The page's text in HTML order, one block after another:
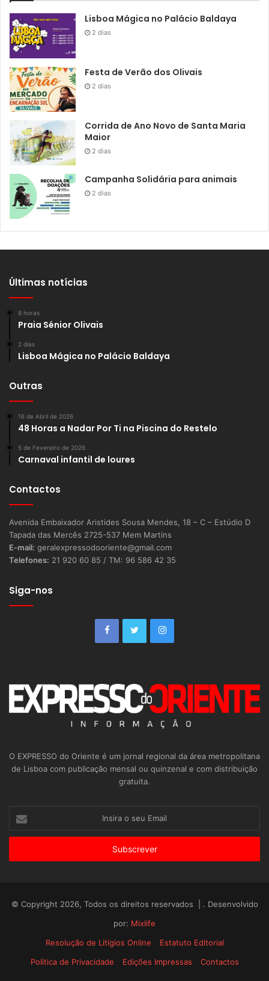
Lisboa Mágica no Palácio Baldaya
2 dias
Festa de Verão dos Olivais
2 dias
Corrida de Ano Novo de Santa Maria
Maior
2 dias
Campanha Solidária para animais
2 dias
Últimas notícias
8 horas
Praia Sénior Olivais
2 dias
Lisboa Mágica no Palácio Baldaya
Outras
16 de Abril de 2026
48 Horas a Nadar Por Ti na Piscina do Restelo
5 de Fevereiro de 2026
Carnaval infantil de loures
Contactos
Avenida Embaixador Aristides Sousa Mendes, 18 – C – Estúdio D
Tapada das Mercês 2725-537 Mem Martins
E-mail: geralexpressodooriente@gmail.com
Telefones: 21 920 60 85 / TM: 96 586 42 35
Siga-nos
O EXPRESSO do Oriente é um jornal regional da área metropolitana
de Lisboa com publicação mensal ou quinzenal e com distribuição
gratuita.
seu
© Copyright 2026, Todos os direitos reservados | . Desenvolvido
por: Mixlife
Resolução de Litígios Online
Estatuto Editorial
Politica de Privacidade
Edições Impressas Contactos